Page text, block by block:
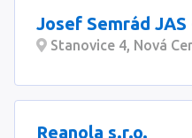
Josef Semrád
Stanovice 4, Nová
Reanola s.r.o.